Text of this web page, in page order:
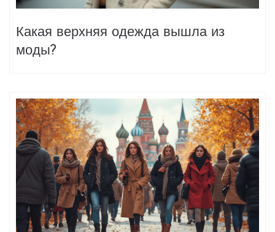
Какая верхняя одежда вышла из
моды?